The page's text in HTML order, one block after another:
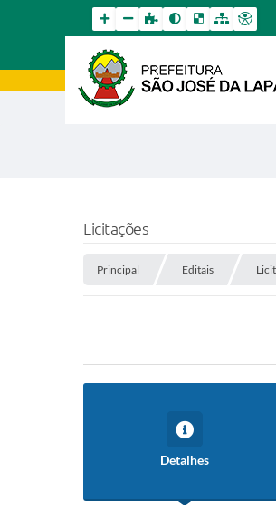
Licitações
Principal Editais
Detalhes